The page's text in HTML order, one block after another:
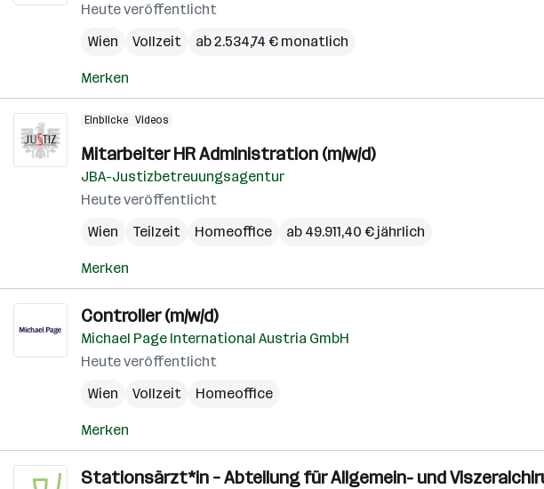
Heute veröffentlicht
Wien
Vollzeit ab 2.534,74 € monatlich
Merken
Einblicke Videos
Mitarbeiter HR Administration (m/w/d)
JBA-Justizbetreuungsagentur
Heute veröffentlicht
Wien
Teilzeit Homeoffice ab 49.911,40 € jährlich
Merken
Controller (m/w/d)
Michael Page International Austria GmbH
Heute veröffentlicht
Wien
Vollzeit Homeoffice
Merken
Stationsärzt*in – Abteilung für Allgemein- und